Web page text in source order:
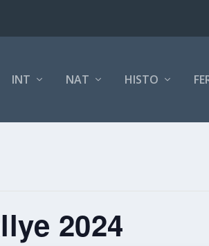
INT NAT HISTO
2024